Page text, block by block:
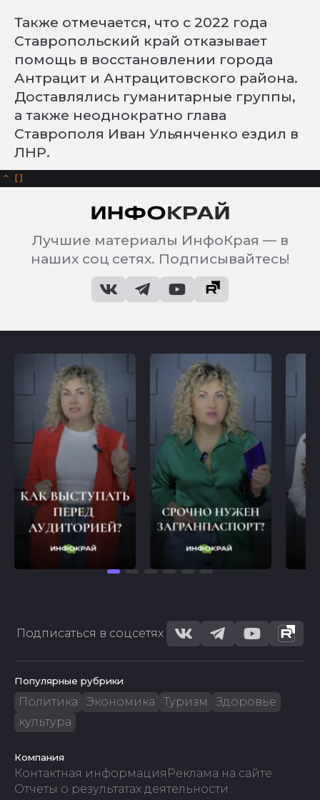
Также отмечается, что с 2022 года
Ставропольский край отказывает
помощь в восстановлении города
Антрацит и Антрацитовского района.
Доставлялись гуманитарные группы,
а также неоднократно глава
Ставрополя Иван Ульянченко ездил в
ЛНР.
^
Лучшие материалы ИнфоКрая — в
наших соц сетях. Подписывайтесь!
Подписаться в соцсетях
Популярные рубрики
Политика Экономика Туризм
Здоровье
культура
Компания
Контактная информация Реклама на сайте
Отчеты о результатах деятельности